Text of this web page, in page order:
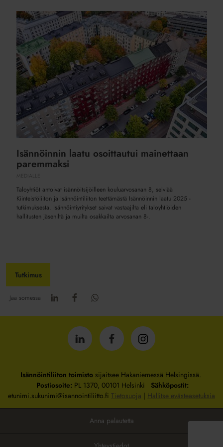
Isännöinnin
laatu
osoittautui
mainettaan
paremmaksi
Isännöinnin laatu osoittautui mainettaan
paremmaksi
Taloyhtiöt antoivat isännöitsijöilleen kouluarvosanan 8, selviää
Kiinteistöliiton ja Isännöintiliiton teettämästä Isännöinnin laatu 2025 -
tutkimuksesta. Isännöintiyritykset saivat vastaajilta eli taloyhtiöiden
hallitusten jäseniltä ja muilta osakkailta arvosanan 8-.
Tutkimus
Jaa somessa
Isännöintiliitto
LinkedInissä
Isännöintiliitto
Facebookissa
Isännöintiliitto
Instagrammissa
Isännöintiliiton toimistosijaitsee Hakaniemessä Helsingissä.
Postiosoite: PL 1370, 00101 Helsinki Sähköpostit:
etunimi.sukunimi@isannointiliitto.fi Tietosuoja | Hallitse evästeasetuksia
Anna palautetta